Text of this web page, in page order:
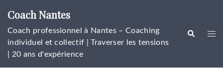
contenu
Coach Nantes
Coach professionnel à Nantes – Coaching
individuel et collectif | Traverser les tensions
| 20 ans d'expérience
Rechercher